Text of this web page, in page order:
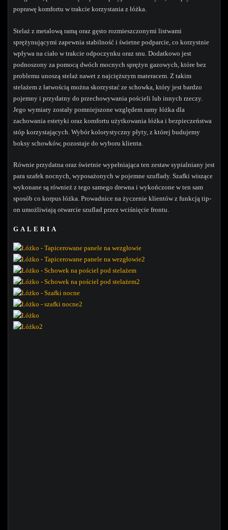
poprawę komfortu w trakcie korzystania z łóżka.
Stelaż z metalową ramą oraz gęsto rozmieszczonymi listwami
sprężynującymi zapewnia stabilność i świetne podparcie, co korzystnie
wpływa na ciało w trakcie odpoczynku oraz snu. Dodatkowo jest
podnoszony za pomocą dwóch mocnych sprężyn gazowych, które bez
problemu unoszą stelaż nawet z najcięższym materacem. Z takim
stelażem z łatwością można skorzystać ze schowka, który jest bardzo
pojemny i przydatny do przechowywania pościeli lub innych rzeczy.
Jego wymiary zostały pomniejszone względem ramy łóżka dla
zachowania estetyki oraz komfortu użytkowania łóżka i bezpieczeństwa
stóp korzystających. Wybór kolorystyczny płyty, z której budujemy
boksy schowków, pozostaje do wyboru klienta.
Równie przydatna oraz świetnie wypełniająca ten zestaw sypialniany jest
para szafek nocnych, wyposażonych w pojemne szuflady. Szafki wiszące
wykonane są również z tego samego drewna i wykończone w ten sam
sposób co korpus łóżka. Prowadnice na życzenie klientów z funkcją tip-
on umożliwiają otwarcie szuflad przez wciśnięcie frontu.
GALERIA